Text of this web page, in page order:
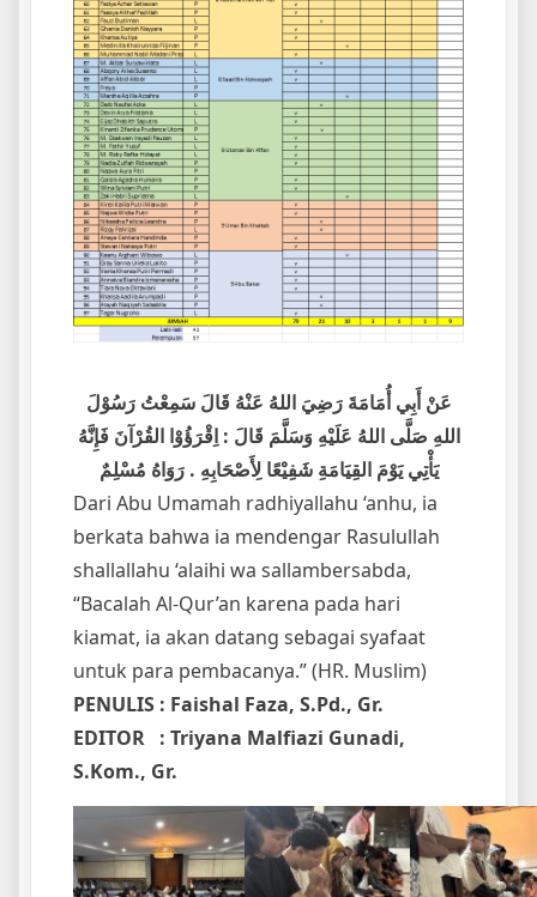
عَنْ أَبِي أُمَامَةَ رَضِيَ اللهُ عَنْهُ قَالَ سَمِعْتُ رَسُوْلَ
اللهِ صَلَّى اللهُ عَلَيْهِ وَسَلَّمَ قَالَ : اِقْرَؤُوْا القُرْآنَ فَإِنَّهُ
يَأْتِي يَوْمَ القِيَامَةِ شَفِيْعًا لِأَصْحَابِهِ . رَوَاهُ مُسْلِمٌ
Dari Abu Umamah radhiyallahu ‘anhu, ia
berkata bahwa ia mendengar Rasulullah
shallallahu ‘alaihi wa sallambersabda,
“Bacalah Al-Qur’an karena pada hari
kiamat, ia akan datang sebagai syafaat
untuk para pembacanya.” (HR. Muslim)
PENULIS : Faishal Faza, S.Pd., Gr.
EDITOR : Triyana Malfiazi Gunadi,
S.Kom., Gr.